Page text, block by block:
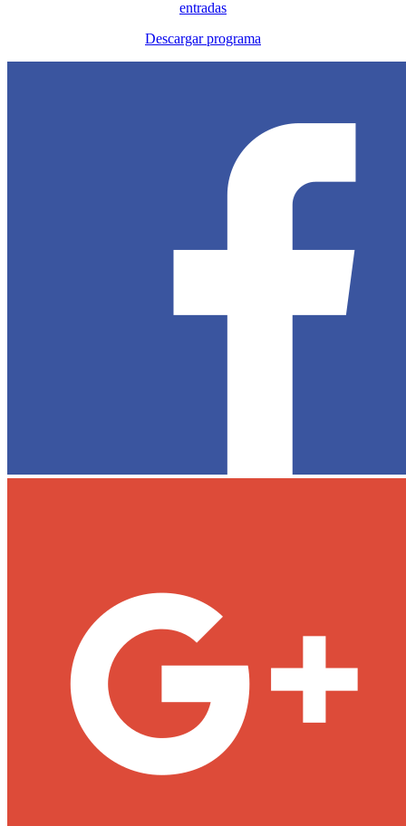
entradas
Descargar programa